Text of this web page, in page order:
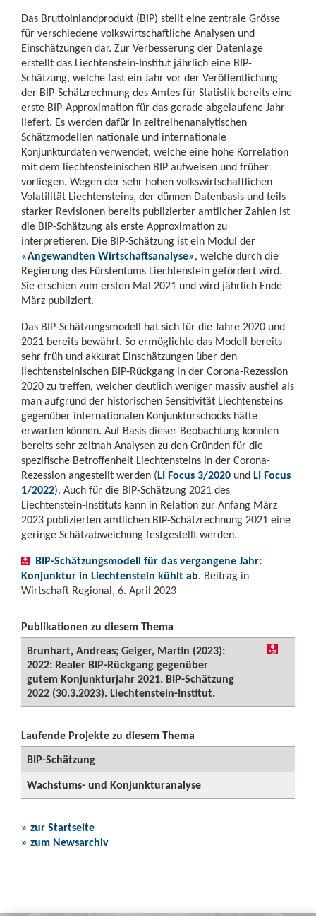
Das Bruttoinlandprodukt (BIP) stellt eine zentrale Grösse
für verschiedene volkswirtschaftliche Analysen und
Einschätzungen dar. Zur Verbesserung der Datenlage
erstellt das Liechtenstein-Institut jährlich eine BIP-
Schätzung, welche fast ein Jahr vor der Veröffentlichung
der BIP-Schätzrechnung des Amtes für Statistik bereits eine
erste BIP-Approximation für das gerade abgelaufene Jahr
liefert. Es werden dafür in zeitreihenanalytischen
Schätzmodellen nationale und internationale
Konjunkturdaten verwendet, welche eine hohe Korrelation
mit dem liechtensteinischen BIP aufweisen und früher
vorliegen. Wegen der sehr hohen volkswirtschaftlichen
Volatilität Liechtensteins, der dünnen Datenbasis und teils
starker Revisionen bereits publizierter amtlicher Zahlen ist
die BIP-Schätzung als erste Approximation zu
interpretieren. Die BIP-Schätzung ist ein Modul der
«Angewandten Wirtschaftsanalyse», welche durch die
Regierung des Fürstentums Liechtenstein gefördert wird.
Sie erschien zum ersten Mal 2021 und wird jährlich Ende
März publiziert.
Das BIP-Schätzungsmodell hat sich für die Jahre 2020 und
2021 bereits bewährt. So ermöglichte das Modell bereits
sehr früh und akkurat Einschätzungen über den
liechtensteinischen BIP-Rückgang in der Corona-Rezession
2020 zu treffen, welcher deutlich weniger massiv ausfiel als
man aufgrund der historischen Sensitivität Liechtensteins
gegenüber internationalen Konjunkturschocks hätte
erwarten können. Auf Basis dieser Beobachtung konnten
bereits sehr zeitnah Analysen zu den Gründen für die
spezifische Betroffenheit Liechtensteins in der Corona-
Rezession angestellt werden (LI Focus 3/2020 und LI Focus
1/2022). Auch für die BIP-Schätzung 2021 des
Liechtenstein-Instituts kann in Relation zur Anfang März
2023 publizierten amtlichen BIP-Schätzrechnung 2021 eine
geringe Schätzabweichung festgestellt werden.
BIP-Schätzungsmodell für das vergangene Jahr:
Konjunktur in Liechtenstein kühlt ab. Beitrag in
Wirtschaft Regional, 6. April 2023
Publikationen zu diesem Thema
Brunhart, Andreas; Geiger, Martin (2023):
2022: Realer BIP-Rückgang gegenüber
gutem Konjunkturjahr 2021. BIP-Schätzung
2022 (30.3.2023). Liechtenstein-Institut.
Laufende Projekte zu diesem Thema
BIP-Schätzung
Wachstums- und Konjunkturanalyse
» zur Startseite
» zum Newsarchiv